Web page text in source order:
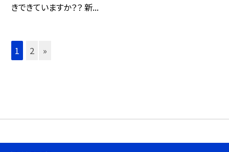
きできていますか？？ 新...
1 2 »